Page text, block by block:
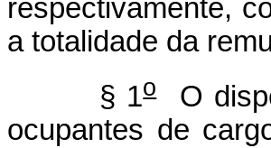
respectivamente,
a totalidade da
§ 1oO
ocupantes de